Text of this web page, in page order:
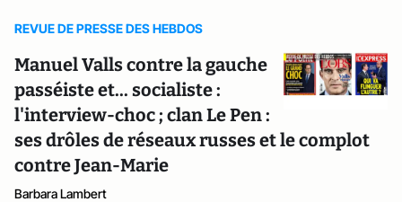
REVUE DE PRESSE DES HEBDOS
Manuel Valls contre la gauche
passéiste et... socialiste :
l'interview-choc ; clan Le Pen :
ses drôles de réseaux russes et le complot
contre Jean-Marie
Barbara Lambert